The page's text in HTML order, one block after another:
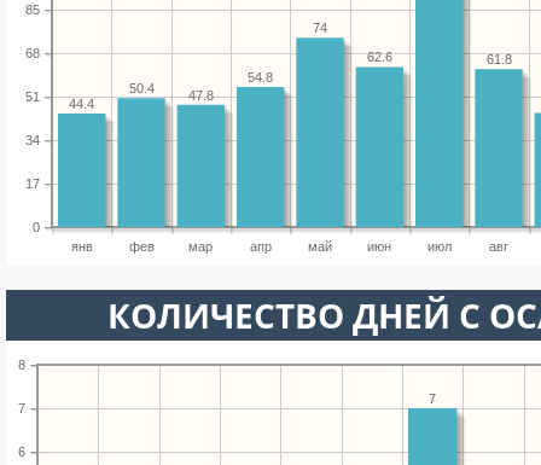
янв фев мар апр май июн июл авг
0
17
34
51
68
85
61.8
62.6
74
54.8
47.8
50.4
44.4
КОЛИЧЕСТВО ДНЕЙ С
6
7
8
7